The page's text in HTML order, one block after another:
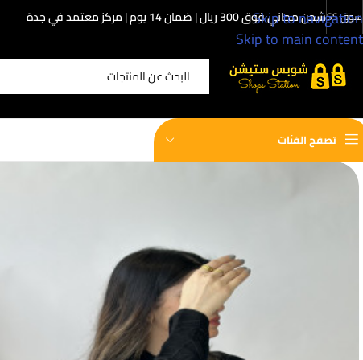
Skip to navigation
Skip to main content
سوق SS شحن مجاني فوق 300 ريال | ضمان 14 يوم | مركز معتمد في جدة
تصفح الفئات